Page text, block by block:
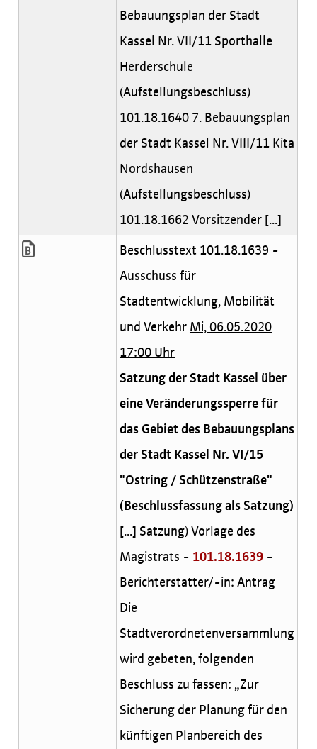
Bebauungsplan der Stadt
Kassel Nr. VII/11 Sporthalle
Herderschule
(Aufstellungsbeschluss)
101.18.1640 7. Bebauungsplan
der Stadt Kassel Nr. VIII/11 Kita
Nordshausen
(Aufstellungsbeschluss)
101.18.1662 Vorsitzender [...]
Beschlusstext 101.18.1639 -
Ausschuss für
Stadtentwicklung, Mobilität
und Verkehr Mi, 06.05.2020
17:00 Uhr
Satzung der Stadt Kassel über
eine Veränderungssperre für
das Gebiet des Bebauungsplans
der Stadt Kassel Nr. VI/15
"Ostring / Schützenstraße"
(Beschlussfassung als Satzung)
[...] Satzung) Vorlage des
Magistrats - 101.18.1639-
Berichterstatter/-in: Antrag
Die
Stadtverordnetenversammlung
wird gebeten, folgenden
Beschluss zu fassen: „Zur
Sicherung der Planung für den
künftigen Planbereich des